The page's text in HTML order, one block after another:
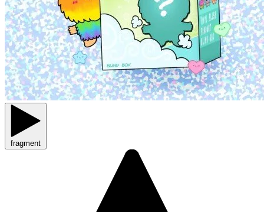
fragment